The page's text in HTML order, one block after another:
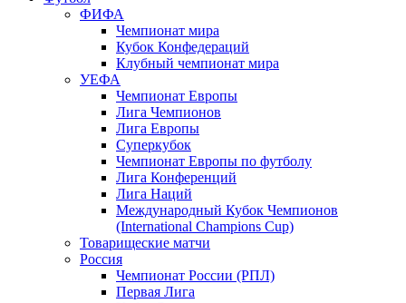
ФИФА
Чемпионат мира
Кубок Конфедераций
Клубный чемпионат мира
УЕФА
Чемпионат Европы
Лига Чемпионов
Лига Европы
Суперкубок
Чемпионат Европы по футболу
Лига Конференций
Лига Наций
Международный Кубок Чемпионов
(International Champions Cup)
Товарищеские матчи
Россия
Чемпионат России (РПЛ)
Первая Лига